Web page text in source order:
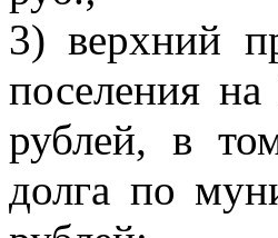
3) верхний
поселения
рублей, в
долга по